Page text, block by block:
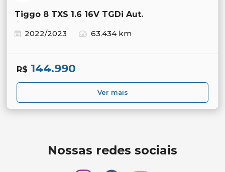
Tiggo 8 TXS 1.6 16V TGDi Aut.
2022/2023
63.434 km
R$ 144.990
Ver mais
Nossas redes sociais